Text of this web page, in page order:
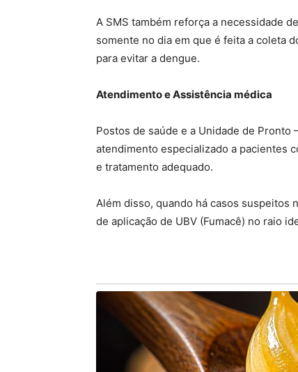
A SMS também reforça a necessidade
somente no dia em que é feita a coleta
para evitar a dengue.
Atendimento e Assistência médica
Postos de saúde e a Unidade de Pronto
atendimento especializado a pacientes
e tratamento adequado.
Além disso, quando há casos suspeitos
de aplicação de UBV (Fumacê) no raio